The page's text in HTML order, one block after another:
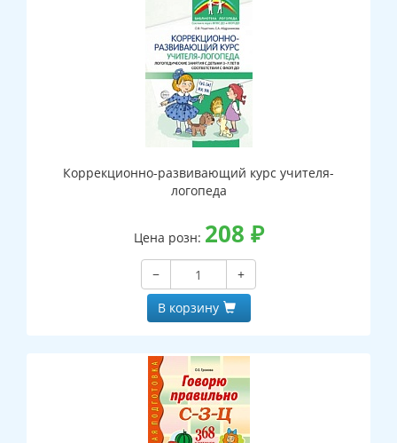
Коррекционно-развивающий курс учителя-
логопеда
Цена розн: 208 ₽
−
+
В корзину